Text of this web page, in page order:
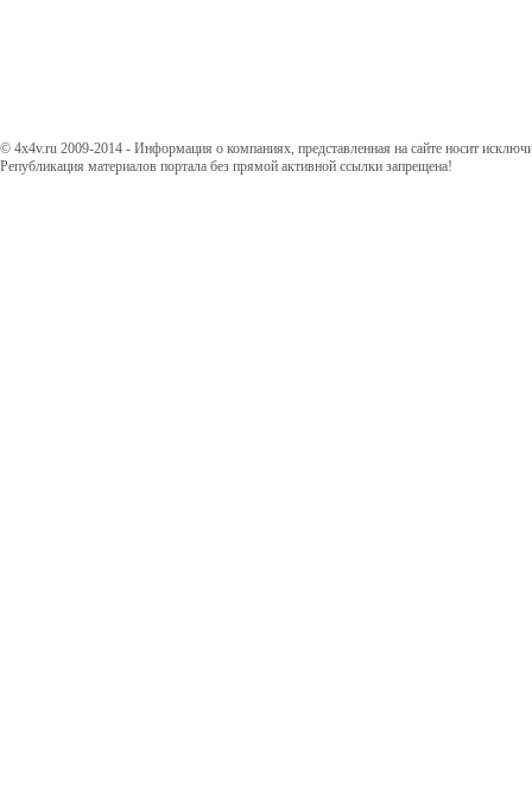
© 4x4v.ru 2009-2014 - Информация о компаниях, представленная на сайте носит
Републикация материалов портала без прямой активной ссылки запрещена!